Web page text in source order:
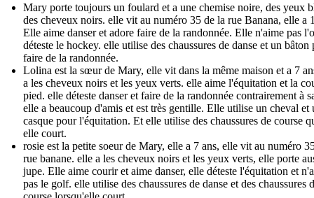
Mary porte toujours un foulard et a une chemise noire, des yeux
des cheveux noirs. elle vit au numéro 35 de la rue Banana, elle a
Elle aime danser et adore faire de la randonnée. Elle n'aime pas
déteste le hockey. elle utilise des chaussures de danse et un bâton
faire de la randonnée.
Lolina est la sœur de Mary, elle vit dans la même maison et a 7
a les cheveux noirs et les yeux verts. elle aime l'équitation et la
pied. elle déteste danser et faire de la randonnée contrairement à
elle a beaucoup d'amis et est très gentille. Elle utilise un cheval et
casque pour l'équitation. Et elle utilise des chaussures de course
elle court.
rosie est la petite soeur de Mary, elle a 7 ans, elle vit au numéro
rue banane. elle a les cheveux noirs et les yeux verts, elle porte
jupe. Elle aime courir et aime danser, elle déteste l'équitation et
pas le golf. elle utilise des chaussures de danse et des chaussures